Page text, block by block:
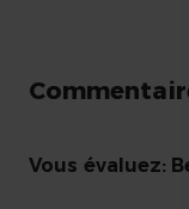
Couleurs
Autres
Vous évaluez: